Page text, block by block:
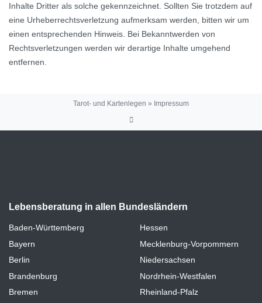
Inhalte Dritter als solche gekennzeichnet. Sollten Sie trotzdem auf
eine Urheberrechtsverletzung aufmerksam werden, bitten wir um
einen entsprechenden Hinweis. Bei Bekanntwerden von
Rechtsverletzungen werden wir derartige Inhalte umgehend
entfernen.
Tarot- und Kartenlegen » Impressum
Lebensberatung in allen Bundesländern
Baden-Württemberg
Bayern
Berlin
Brandenburg
Bremen
Hessen
Mecklenburg-Vorpommern
Niedersachsen
Nordrhein-Westfalen
Rheinland-Pfalz